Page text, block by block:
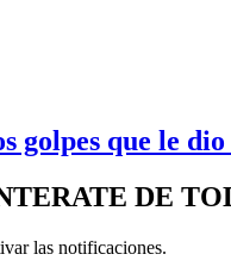
golpes que le
DE
las notificaciones.